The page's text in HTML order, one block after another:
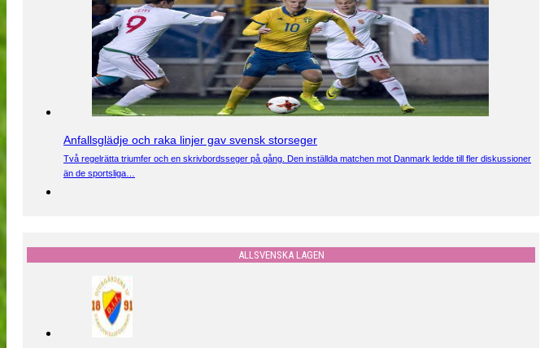
Anfallsglädje och raka linjer gav svensk storseger
Två regelrätta triumfer och en skrivbordsseger på gång. Den inställda matchen mot Danmark ledde till fler diskussioner
än de sportsliga…
ALLSVENSKA LAGEN